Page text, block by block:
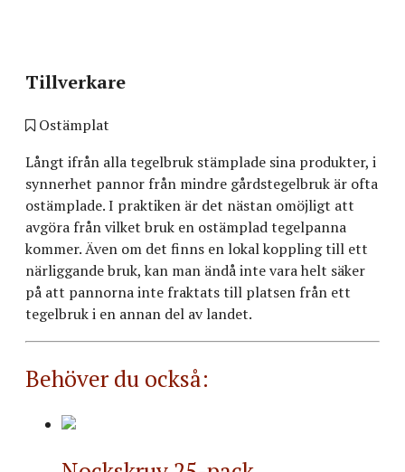
Tillverkare
Ostämplat
Långt ifrån alla tegelbruk stämplade sina produkter, i
synnerhet pannor från mindre gårdstegelbruk är ofta
ostämplade. I praktiken är det nästan omöjligt att
avgöra från vilket bruk en ostämplad tegelpanna
kommer. Även om det finns en lokal koppling till ett
närliggande bruk, kan man ändå inte vara helt säker
på att pannorna inte fraktats till platsen från ett
tegelbruk i en annan del av landet.
Behöver du också: